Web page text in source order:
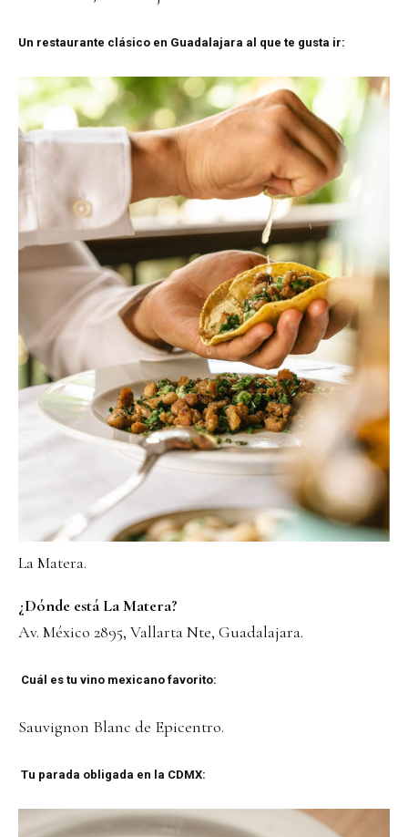
Un restaurante clásico en Guadalajara al que te gusta ir:
La Matera.
¿Dónde está La Matera?
Av. México 2895, Vallarta Nte, Guadalajara.
Cuál es tu vino mexicano favorito:
Sauvignon Blanc de Epicentro.
Tu parada obligada en la CDMX: